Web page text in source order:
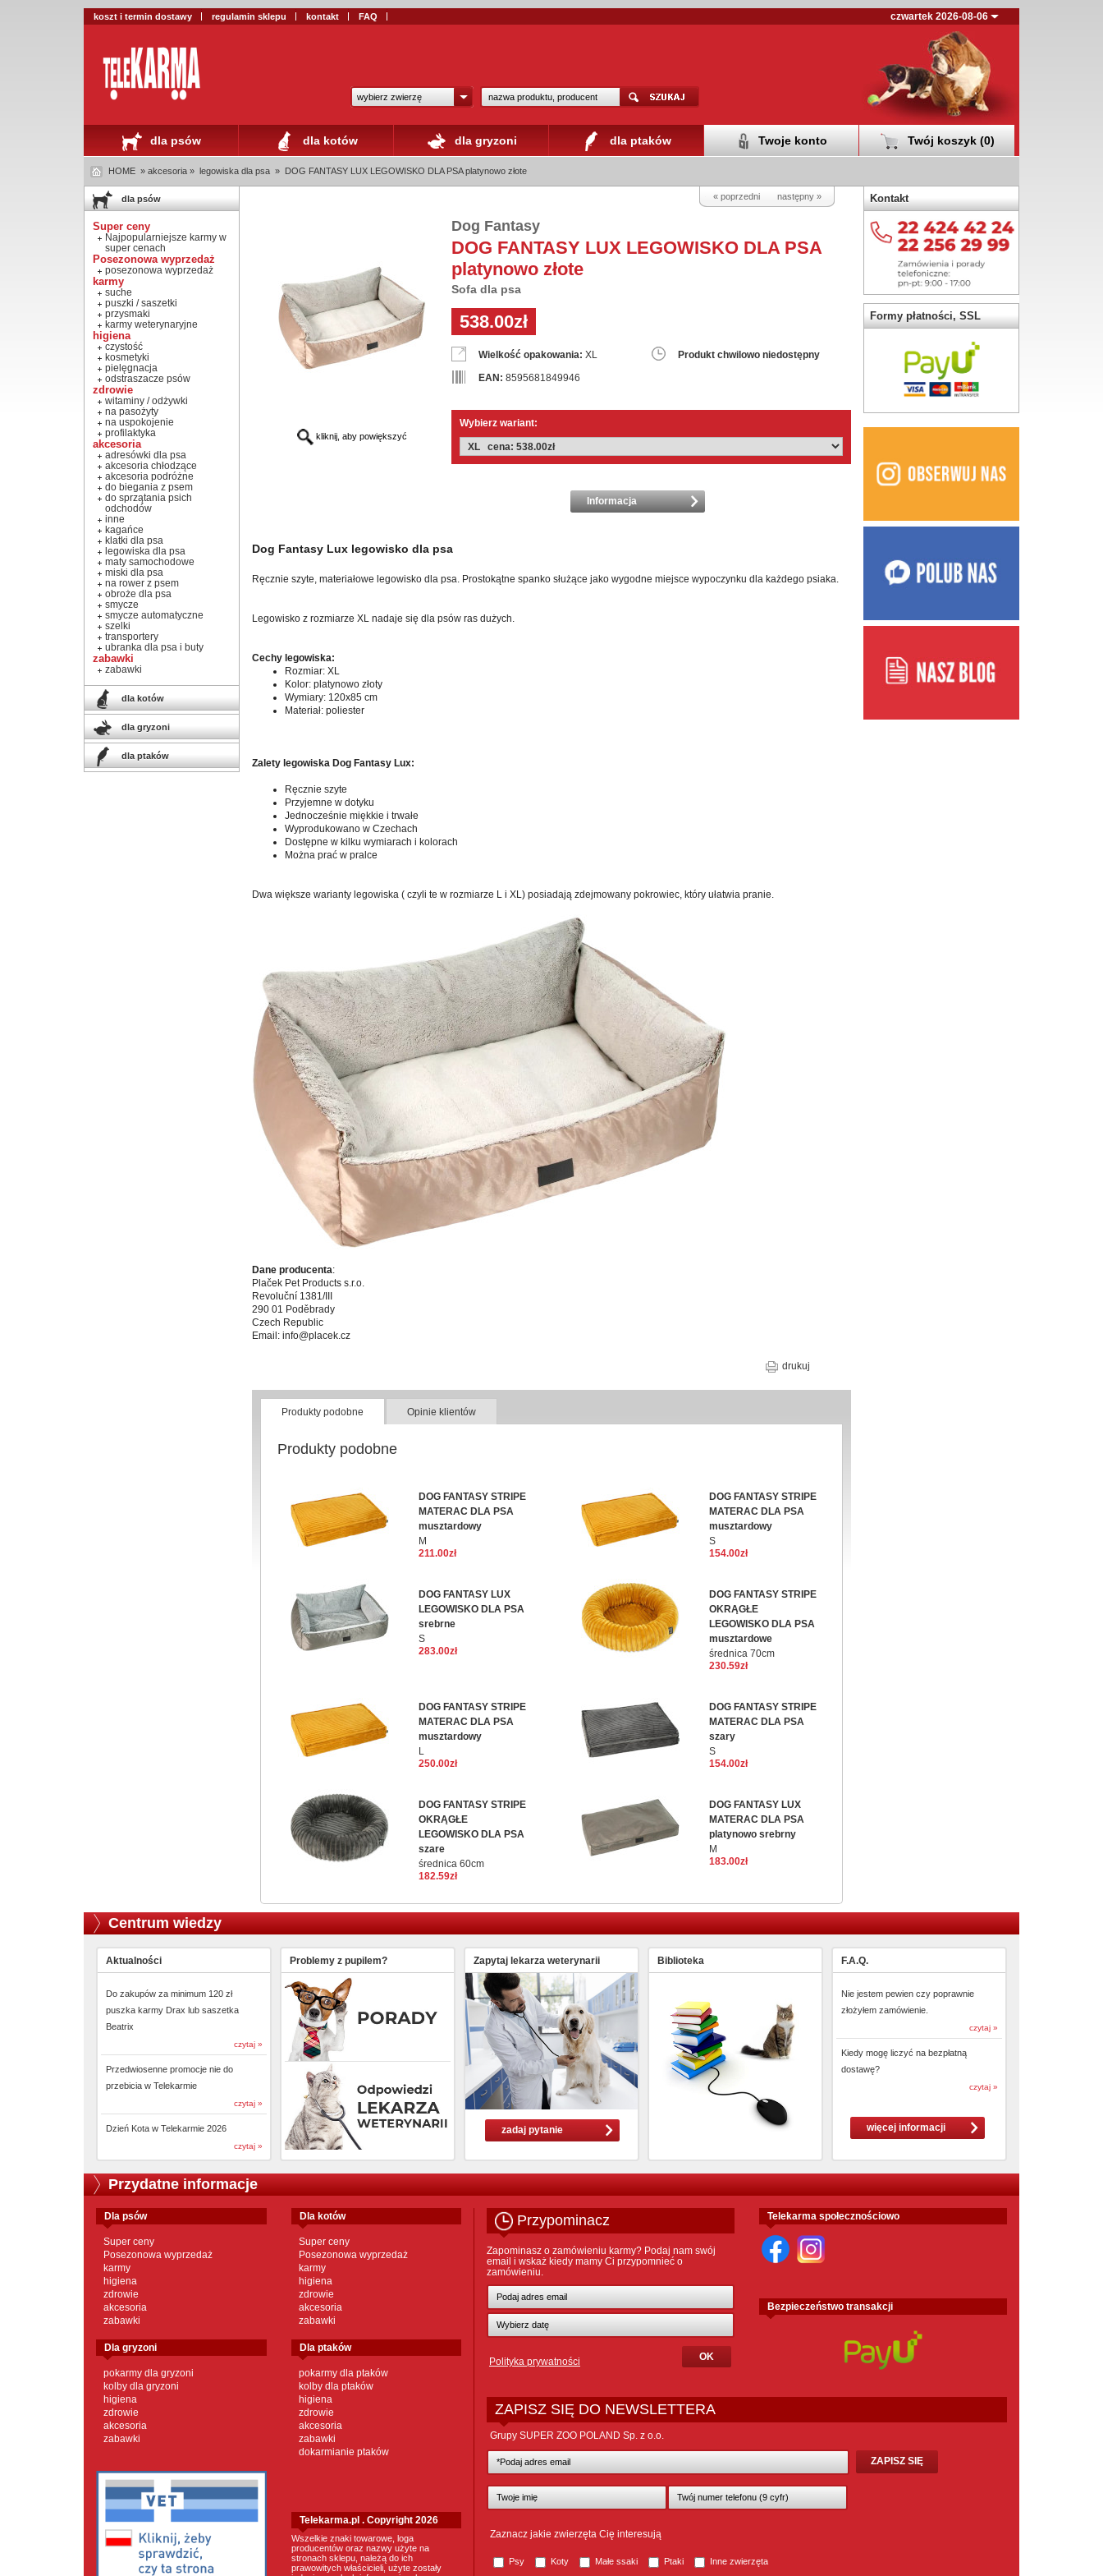
koszt i termin dostawy regulamin sklepu kontakt FAQ czwartek 2026-08-06
wybierz zwierzę
dla psów dla kotów dla gryzoni dla ptaków Twoje konto Twój koszyk (0)
HOME » akcesoria » legowiska dla psa » DOG FANTASY LUX LEGOWISKO DLA PSA platynowo złote
dla psów
Super ceny
Najpopularniejsze karmy w
super cenach
Posezonowa wyprzedaż
posezonowa wyprzedaż
karmy
suche
puszki / saszetki
przysmaki
karmy weterynaryjne
higiena
czystość
kosmetyki
pielęgnacja
odstraszacze psów
zdrowie
witaminy / odżywki
na pasożyty
na uspokojenie
profilaktyka
akcesoria
adresówki dla psa
akcesoria chłodzące
akcesoria podróżne
do biegania z psem
do sprzątania psich
odchodów
inne
kagańce
klatki dla psa
legowiska dla psa
maty samochodowe
miski dla psa
na rower z psem
obroże dla psa
smycze
smycze automatyczne
szelki
transportery
ubranka dla psa i buty
zabawki
zabawki
dla kotów
dla gryzoni
dla ptaków
« poprzedni następny »
kliknij, aby powiększyć
Dog Fantasy
DOG FANTASY LUX LEGOWISKO DLA PSA
platynowo złote
Sofa dla psa
538.00zł
Wielkość opakowania: XL
Produkt chwilowo niedostępny
EAN: 8595681849946
Wybierz wariant:
Informacja
Dog Fantasy Lux legowisko dla psa
Ręcznie szyte, materiałowe legowisko dla psa. Prostokątne spanko służące jako wygodne miejsce wypoczynku dla każdego psiaka.
Legowisko z rozmiarze XL nadaje się dla psów ras dużych.
Cechy legowiska:
Rozmiar: XL
Kolor: platynowo złoty
Wymiary: 120x85 cm
Materiał: poliester
Zalety legowiska Dog Fantasy Lux:
Ręcznie szyte
Przyjemne w dotyku
Jednocześnie miękkie i trwałe
Wyprodukowano w Czechach
Dostępne w kilku wymiarach i kolorach
Można prać w pralce
Dwa większe warianty legowiska ( czyli te w rozmiarze L i XL) posiadają zdejmowany pokrowiec, który ułatwia pranie.
Dane producenta:
Plaček Pet Products s.r.o.
Revoluční 1381/III
290 01 Poděbrady
Czech Republic
Email: info@placek.cz
drukuj
Produkty podobne Opinie klientów
Produkty podobne
DOG FANTASY STRIPE
MATERAC DLA PSA
musztardowy
M
211.00zł
DOG FANTASY STRIPE
MATERAC DLA PSA
musztardowy
S
154.00zł
DOG FANTASY LUX
LEGOWISKO DLA PSA
srebrne
S
283.00zł
DOG FANTASY STRIPE
OKRĄGŁE
LEGOWISKO DLA PSA
musztardowe
średnica 70cm
230.59zł
DOG FANTASY STRIPE
MATERAC DLA PSA
musztardowy
L
250.00zł
DOG FANTASY STRIPE
MATERAC DLA PSA
szary
S
154.00zł
DOG FANTASY STRIPE
OKRĄGŁE
LEGOWISKO DLA PSA
szare
średnica 60cm
182.59zł
DOG FANTASY LUX
MATERAC DLA PSA
platynowo srebrny
M
183.00zł
Kontakt
Formy płatności, SSL
Centrum wiedzy
Aktualności
Do zakupów za minimum 120 zł
puszka karmy Drax lub saszetka
Beatrix
czytaj »
Przedwiosenne promocje nie do
przebicia w Telekarmie
czytaj »
Dzień Kota w Telekarmie 2026
czytaj »
Problemy z pupilem? Zapytaj lekarza weterynarii
zadaj pytanie
Biblioteka F.A.Q.
Nie jestem pewien czy poprawnie
złożyłem zamówienie.
czytaj »
Kiedy mogę liczyć na bezpłatną
dostawę?
czytaj »
więcej informacji
Przydatne informacje
dla psów
Super ceny
Posezonowa wyprzedaż
karmy
higiena
zdrowie
akcesoria
zabawki
dla kotów
Super ceny
Posezonowa wyprzedaż
karmy
higiena
zdrowie
akcesoria
zabawki
dla gryzoni
pokarmy dla gryzoni
kolby dla gryzoni
higiena
zdrowie
akcesoria
zabawki
dla ptaków
pokarmy dla ptaków
kolby dla ptaków
higiena
zdrowie
akcesoria
zabawki
dokarmianie ptaków
Telekarma.pl . Copyright 2026
Wszelkie znaki towarowe, loga
producentów oraz nazwy użyte na
stronach sklepu, należą do ich
prawowitych właścicieli, użyte zostały
Przypominacz
Zapominasz o zamówieniu karmy? Podaj nam swój
email i wskaż kiedy mamy Ci przypomnieć o
zamówieniu.
Polityka prywatności
Telekarma społecznościowo
Bezpieczeństwo transakcji
ZAPISZ SIĘ DO NEWSLETTERA
Grupy SUPER ZOO POLAND Sp. z o.o.
Zaznacz jakie zwierzęta Cię interesują
Psy Koty Małe ssaki Ptaki Inne zwierzęta